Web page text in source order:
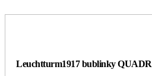
Leuchtturm1917 bublinky